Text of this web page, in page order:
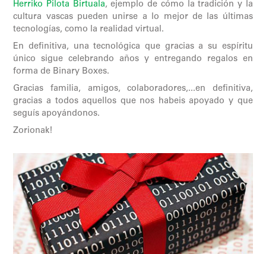
Herriko Pilota Birtuala, ejemplo de cómo la tradición y la
cultura vascas pueden unirse a lo mejor de las últimas
tecnologías, como la realidad virtual.
En definitiva, una tecnológica que gracias a su espíritu
único sigue celebrando años y entregando regalos en
forma de Binary Boxes.
Gracias familia, amigos, colaboradores,...en definitiva,
gracias a todos aquellos que nos habeis apoyado y que
seguís apoyándonos.
Zorionak!